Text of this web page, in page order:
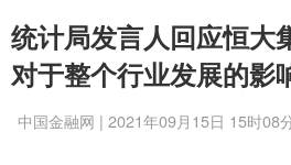
统计局发言人回应恒大
对于整个行业发展的影
中国金融网 | 2021年09月15日 15时08